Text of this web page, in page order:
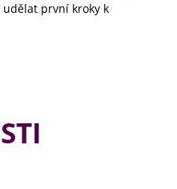
první kroky k